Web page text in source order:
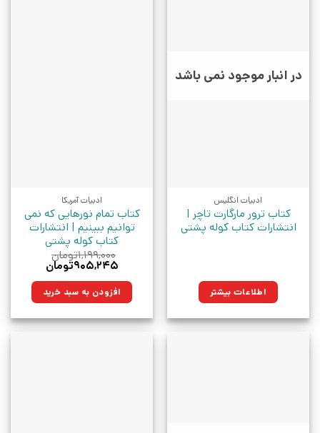
در انبار موجود نمی باشد
ادبیات انگلیس
کتاب ترور مارگارت تاچر |
انتشارات کتاب کوله پشتی
اطلاعات بیشتر
ادبیات آمریکا
کتاب تمام نورهایی که نمی
توانیم ببینیم | انتشارات
کتاب کوله پشتی
۱,۱۹۹,۰۰۰تومان
قیمت
۱,۱۹۹,۰۰۰تومان
بود.
۹۰۵,۲۴۵تومان
۹۰۵,۲۴۵تومان.افزودن به سبد خرید